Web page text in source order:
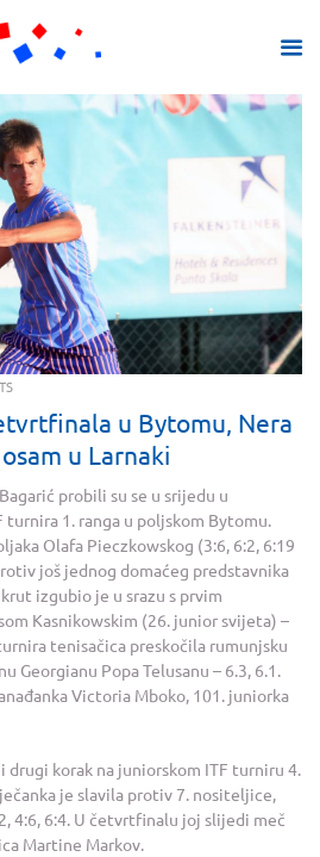
u Bytomu, Nera
u Larnaki
probili su se u srijedu u
1. ranga u poljskom Bytomu.
Olafa Pieczkowskog (3:6, 6:2, 6:19
još jednog domaćeg predstavnika
izgubio je u srazu s prvim
Kasnikowskim (26. junior svijeta) –
tenisačica preskočila rumunjsku
Georgianu Popa Telusanu – 6.3, 6.1.
Victoria Mboko, 101. juniorka
drugi korak na juniorskom ITF turniru 4.
je slavila protiv 7. nositeljice,
4:6, 6:4. U četvrtfinalu joj slijedi meč
Martine Markov.